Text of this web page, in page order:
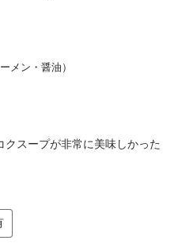
メン・醤油）
スープが非常に美味しかった